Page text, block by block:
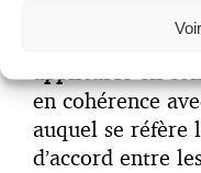
Par ailleurs, un
modifie le
applicable en
en cohérence
auquel se réfère
d’accord entre